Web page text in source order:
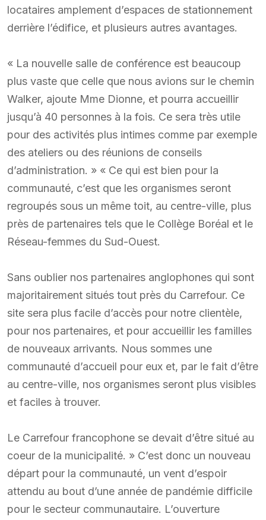
locataires amplement d’espaces de stationnement
derrière l’édifice, et plusieurs autres avantages.
« La nouvelle salle de conférence est beaucoup
plus vaste que celle que nous avions sur le chemin
Walker, ajoute Mme Dionne, et pourra accueillir
jusqu’à 40 personnes à la fois. Ce sera très utile
pour des activités plus intimes comme par exemple
des ateliers ou des réunions de conseils
d’administration. » « Ce qui est bien pour la
communauté, c’est que les organismes seront
regroupés sous un même toit, au centre-ville, plus
près de partenaires tels que le Collège Boréal et le
Réseau-femmes du Sud-Ouest.
Sans oublier nos partenaires anglophones qui sont
majoritairement situés tout près du Carrefour. Ce
site sera plus facile d’accès pour notre clientèle,
pour nos partenaires, et pour accueillir les familles
de nouveaux arrivants. Nous sommes une
communauté d’accueil pour eux et, par le fait d’être
au centre-ville, nos organismes seront plus visibles
et faciles à trouver.
Le Carrefour francophone se devait d’être situé au
coeur de la municipalité. » C’est donc un nouveau
départ pour la communauté, un vent d’espoir
attendu au bout d’une année de pandémie difficile
pour le secteur communautaire. L’ouverture